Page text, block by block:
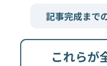
記事完成まで
これらが